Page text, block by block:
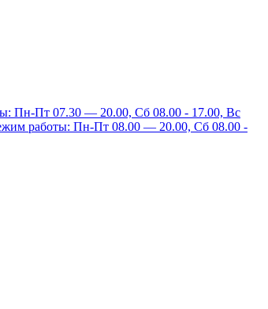
Пн-Пт 07.30 — 20.00, Сб 08.00 - 17.00, Вс
работы: Пн-Пт 08.00 — 20.00, Сб 08.00 -